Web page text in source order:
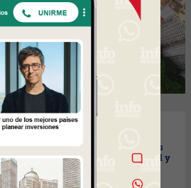
Vie03/12/2021
Modificaciones a subsidios
por maternidad, paternidad y
cuidados parentales